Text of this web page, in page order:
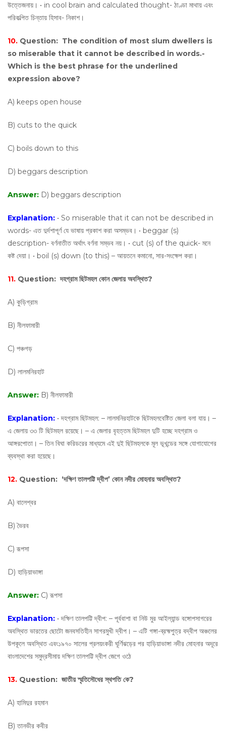
উত্তেজনায়। • in cool brain and calculated thought- ঠাণ্ডা মাথায় এবং
পরিকল্পিত চিন্তায় হিসাব- নিকাশ।
10. Question: The condition of most slum dwellers is
so miserable that it cannot be described in words.-
Which is the best phrase for the underlined
expression above?
A) keeps open house
B) cuts to the quick
C) boils down to this
D) beggars description
Answer: D) beggars description
Explanation: • So miserable that it can not be described in
words- এত দুর্দশাপূর্ণ যে ভাষায় প্রকাশ করা অসম্ভব। • beggar (s)
description- বর্ণনাতীত অর্থাৎ বর্ণনা সম্ভব নয়। • cut (s) of the quick- মনে
কষ্ট দেয়া। • boil (s) down (to this) – আয়তনে কমানো, সার-সংক্ষেপ করা।
11. Question: দহগ্রাম ছিটমহল কোন জেলায় অবস্থিত?
A) কুড়িগ্রাম
B) নীলফামারী
C) পঞ্চগড়
D) লালমনিরহাট
Answer: B) নীলফামারী
Explanation: • দহগ্রাম ছিটমহল: – লালমনিরহাটকে ছিটমহলবেষ্টিত জেলা বলা যায়। –
এ জেলায় ৩৩ টি ছিটমহল রয়েছে। – এ জেলার বৃহত্তম ছিটমহল দুটি হচ্ছে দহগ্রাম ও
আঙ্গরপোতা। – তিন বিঘা করিডরের মাধ্যমে এই দুই ছিটমহলকে মূল ভূখন্ডের সঙ্গে যোগাযোগের
ব্যবস্থা করা হয়েছে।
12. Question: ‘দক্ষিণ তালপট্টি দ্বীপ’ কোন নদীর মোহনায় অবস্থিত?
A) বালেশ্বর
B) ভৈরব
C) রূপসা
D) হাড়িয়াভাঙ্গা
Answer: C) রূপসা
Explanation: • দক্ষিণ তালপট্টি দ্বীপ: – পূর্ববাশা বা নিউ মুর আইল্যান্ড বঙ্গোপসাগরের
অবস্থিত ভারতের ছোটো জনবসতিহীন সাগরমুখী দ্বীপ। – এটি গঙ্গা-ব্রহ্মপুত্র বদ্বীপ অঞ্চলের
উপকূলে অবস্থিত এবং১৯৭০ সালের প্রলয়ংকরী ঘূর্ণিঝড়ের পর হাড়িয়াভাঙ্গা নদীর মোহনার অদূরে
বাংলাদেশের সমুদ্রসীমায় দক্ষিণ তালপট্টি দ্বীপ জেগে ওঠে
13. Question: জাতীয় স্মৃতিসৌধের স্থপতি কে?
A) হামিদুর রহমান
B) তানভীর কবীর